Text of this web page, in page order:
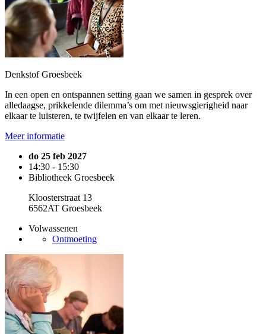
Denkstof Groesbeek
In een open en ontspannen setting gaan we samen in gesprek over
alledaagse, prikkelende dilemma’s om met nieuwsgierigheid naar
elkaar te luisteren, te twijfelen en van elkaar te leren.
Meer informatie
do 25 feb 2027
14:30 - 15:30
Bibliotheek Groesbeek
Kloosterstraat 13
6562AT Groesbeek
Volwassenen
Ontmoeting